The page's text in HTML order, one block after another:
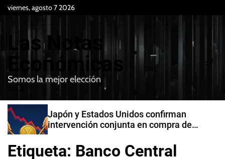
viernes, agosto 7 2026
Las Notas
Económicas
Somos la mejor elección
e
n
u
B
u
c
a
Japón y Estados Unidos confirman
intervención conjunta en compra de
Etiqueta: Banco Central